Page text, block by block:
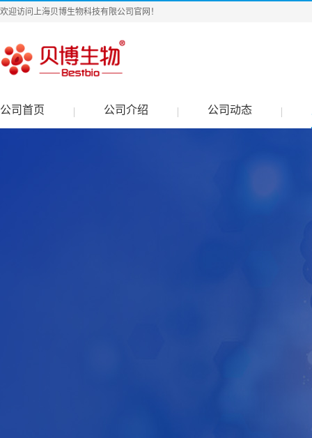
欢迎访问上海贝博生物科技有限公司官网！
公司首页 公司介绍 公司动态